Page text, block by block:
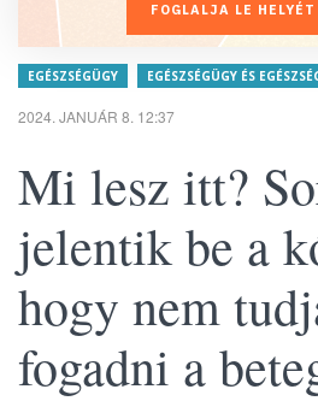
FOGLALJA LE
EGÉSZSÉGÜGY EGÉSZSÉGÜGY ÉS
2024. JANUÁR 8. 12:37
Mi lesz itt?
jelentik be a
hogy nem
fogadni a